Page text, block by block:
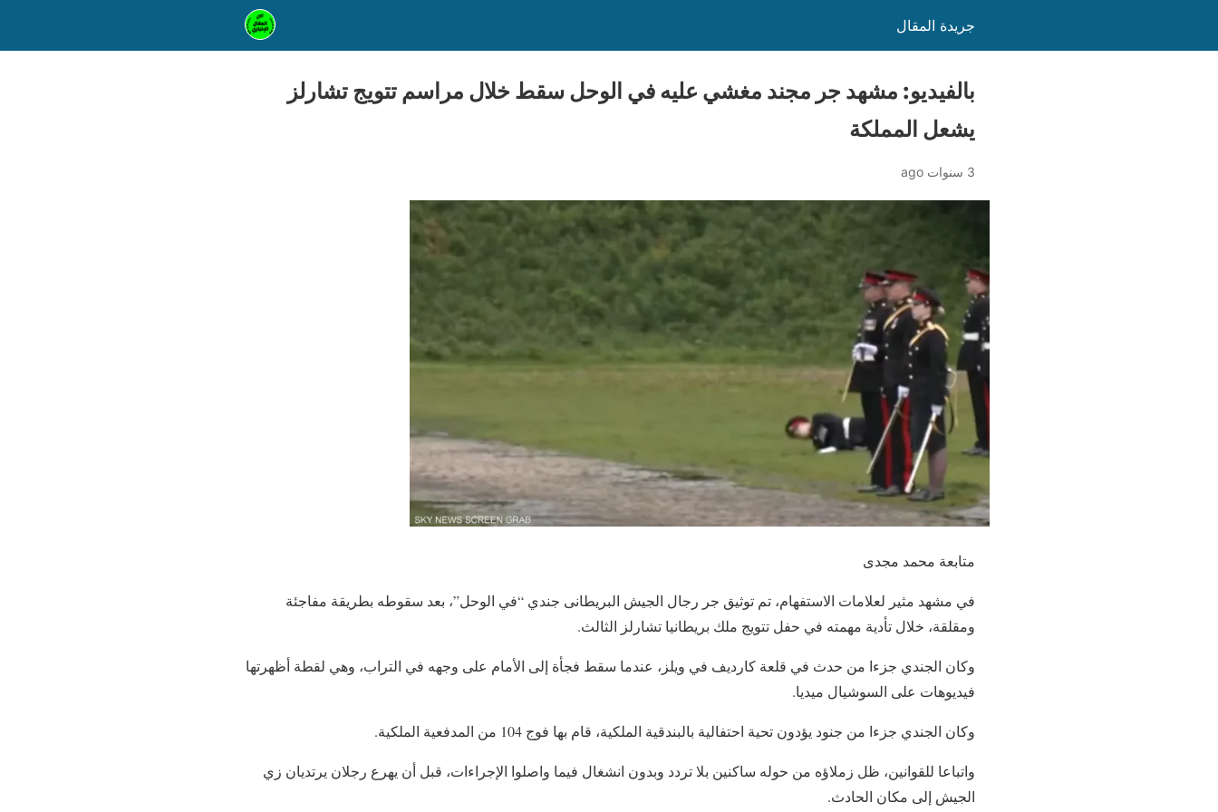
جريدة المقال
بالفيديو: مشهد جر مجند مغشي عليه في الوحل سقط خلال مراسم تتويج تشارلز
يشعل المملكة
3 سنوات ago
متابعة محمد مجدى
في مشهد مثير لعلامات الاستفهام، تم توثيق جر رجال الجيش البريطانى جندي “في الوحل”، بعد سقوطه بطريقة مفاجئة
ومقلقة، خلال تأدية مهمته في حفل تتويج ملك بريطانيا تشارلز الثالث.
وكان الجندي جزءا من حدث في قلعة كارديف في ويلز، عندما سقط فجأة إلى الأمام على وجهه في التراب، وهي لقطة أظهرتها
فيديوهات على السوشيال ميديا.
وكان الجندي جزءا من جنود يؤدون تحية احتفالية بالبندقية الملكية، قام بها فوج 104 من المدفعية الملكية.
واتباعا للقوانين، ظل زملاؤه من حوله ساكنين بلا تردد وبدون انشغال فيما واصلوا الإجراءات، قبل أن يهرع رجلان يرتديان زي
الجيش إلى مكان الحادث.